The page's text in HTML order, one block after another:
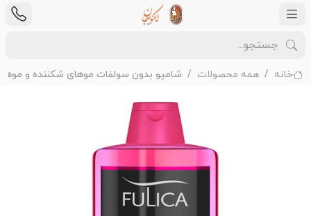
خانه همه محصولات شامپو بدون سولفات موهای شکننده و موهای